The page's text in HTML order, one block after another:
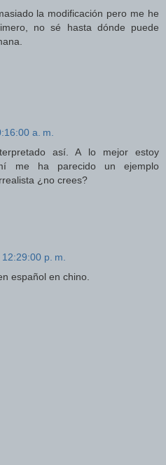
la modificación pero me he
no sé hasta dónde puede
a. m.
así. A lo mejor estoy
me ha parecido un ejemplo
¿no crees?
p. m.
español en chino.